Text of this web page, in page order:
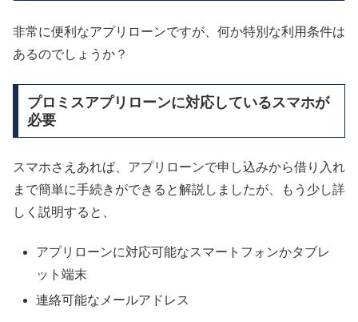
非常に便利なアプリローンですが、何か特別な利用条件は
あるのでしょうか？
プロミスアプリローンに対応しているスマホが
必要
スマホさえあれば、アプリローンで申し込みから借り入れ
まで簡単に手続きができると解説しましたが、もう少し詳
しく説明すると、
アプリローンに対応可能なスマートフォンかタブレ
ット端末
連絡可能なメールアドレス